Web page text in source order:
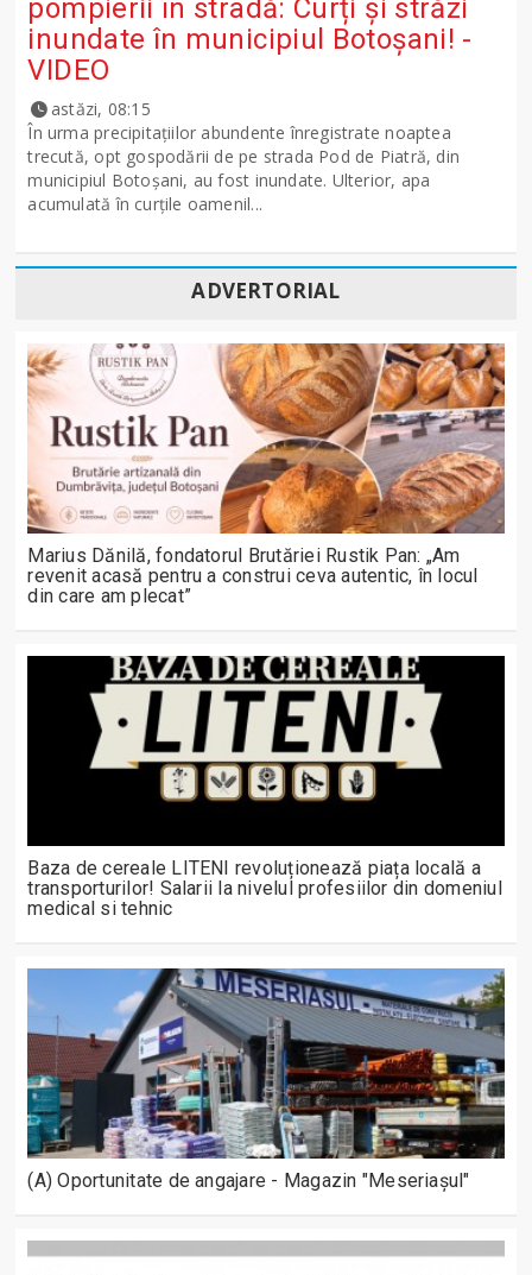
pompierii în stradă: Curți și străzi
inundate în municipiul Botoșani! -
VIDEO
astăzi, 08:15
În urma precipitațiilor abundente înregistrate noaptea
trecută, opt gospodării de pe strada Pod de Piatră, din
municipiul Botoșani, au fost inundate. Ulterior, apa
acumulată în curțile oamenil...
ADVERTORIAL
Marius Dănilă, fondatorul Brutăriei Rustik Pan: „Am
revenit acasă pentru a construi ceva autentic, în locul
din care am plecat”
Baza de cereale LITENI revoluționează piața locală a
transporturilor! Salarii la nivelul profesiilor din domeniul
medical si tehnic
(A) Oportunitate de angajare - Magazin "Meseriașul"